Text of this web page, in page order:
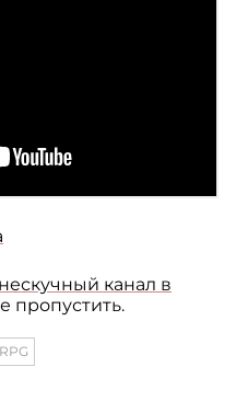
нескучный канал в
пропустить.
RPG